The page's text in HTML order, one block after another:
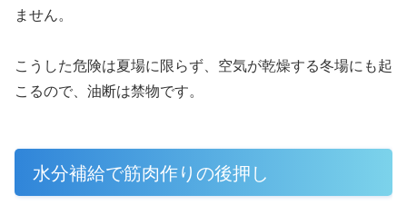
ません。
こうした危険は夏場に限らず、空気が乾燥する冬場にも起
こるので、油断は禁物です。
水分補給で筋肉作りの後押し